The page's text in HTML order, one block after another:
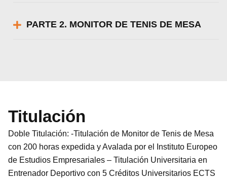
PARTE 2. MONITOR DE TENIS DE MESA
Titulación
Doble Titulación: -Titulación de Monitor de Tenis de Mesa
con 200 horas expedida y Avalada por el Instituto Europeo
de Estudios Empresariales – Titulación Universitaria en
Entrenador Deportivo con 5 Créditos Universitarios ECTS